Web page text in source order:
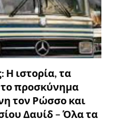
Η ιστορία, τα
προσκύνημα
τον Ρώσσο και
Δαυίδ – Όλα τα